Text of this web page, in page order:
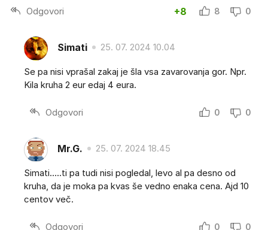
Odgovori +8 8 0
Simati 25. 07. 2024 10.04
Se pa nisi vprašal zakaj je šla vsa zavarovanja gor. Npr.
Kila kruha 2 eur edaj 4 eura.
Odgovori 0 0
Mr.G. 25. 07. 2024 18.45
Simati.....ti pa tudi nisi pogledal, levo al pa desno od
kruha, da je moka pa kvas še vedno enaka cena. Ajd 10
centov več.
Odgovori 0 0